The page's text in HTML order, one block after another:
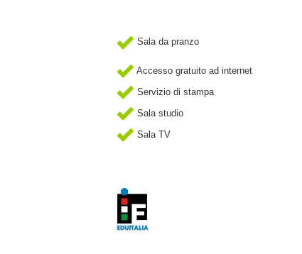
Sala da pranzo
Accesso gratuito ad internet
Servizio di stampa
Sala studio
Sala TV